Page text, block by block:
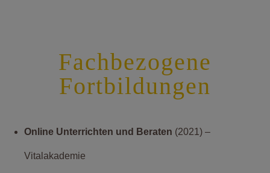
Fachbezogene
Fortbildungen
Online Unterrichten und Beraten (2021) –
Vitalakademie